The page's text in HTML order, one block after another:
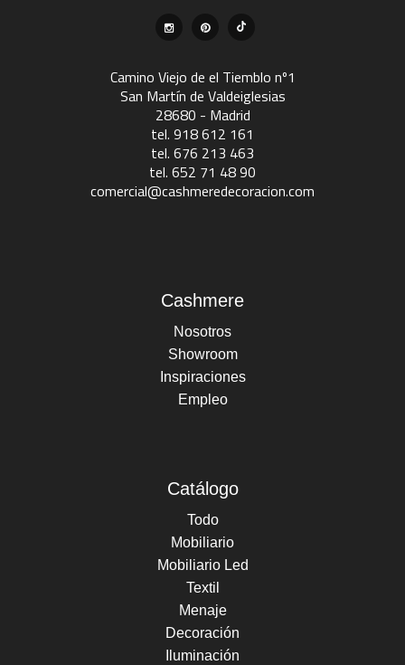
Camino Viejo de el Tiemblo nº1
San Martín de Valdeiglesias
28680 - Madrid
tel. 918 612 161
tel. 676 213 463
tel. 652 71 48 90
comercial@cashmeredecoracion.com
Cashmere
Nosotros
Showroom
Inspiraciones
Empleo
Catálogo
Todo
Mobiliario
Mobiliario Led
Textil
Menaje
Decoración
Iluminación